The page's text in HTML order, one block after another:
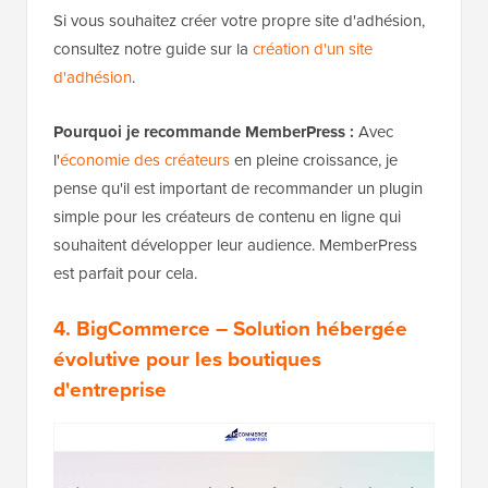
Si vous souhaitez créer votre propre site d'adhésion,
consultez notre guide sur la création d'un site
d'adhésion.
Pourquoi je recommande MemberPress : Avec
l'économie des créateursen pleine croissance, je
pense qu'il est important de recommander un plugin
simple pour les créateurs de contenu en ligne qui
souhaitent développer leur audience. MemberPress
est parfait pour cela.
4. BigCommerce – Solution hébergée
évolutive pour les boutiques
d'entreprise